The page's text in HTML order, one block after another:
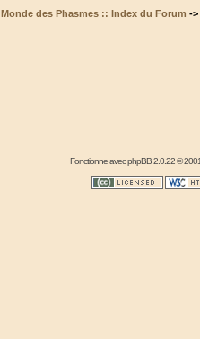
Monde des Phasmes :: Index du Forum ->
Fonctionne avecphpBB2.0.22 ©